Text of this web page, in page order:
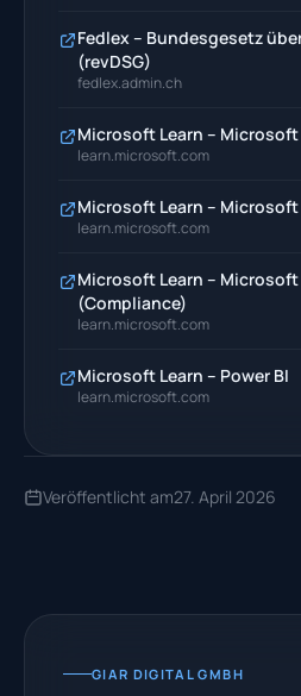
Fedlex – Bundesgesetz
(revDSG)
fedlex.admin.ch
Microsoft Learn –
learn.microsoft.com
Microsoft Learn – Microsoft
learn.microsoft.com
Microsoft Learn –
(Compliance)
learn.microsoft.com
Microsoft Learn – Power BI
learn.microsoft.com
Veröffentlicht am27. April 2026
GIAR DIGITAL GMBH